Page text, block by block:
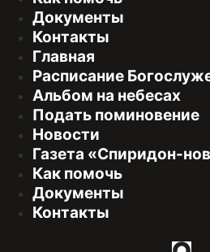
Документы
Контакты
Главная
Расписание
Альбом на небесах
Подать поминовение
Новости
Газета «Спиридон-
Как помочь
Документы
Контакты